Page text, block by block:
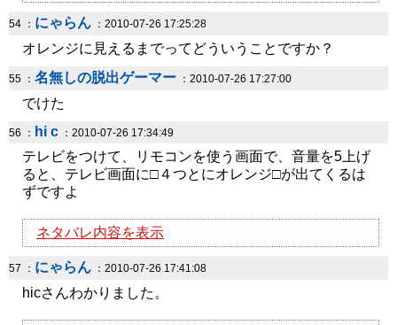
54 ： にゃらん ：2010-07-26 17:25:28
オレンジに見えるまでってどういうことですか？
55 ： 名無しの脱出ゲーマー ：2010-07-26 17:27:00
でけた
56 ： hi c ：2010-07-26 17:34:49
テレビをつけて、リモコンを使う画面で、音量を5上げ
ると、テレビ画面に□４つとにオレンジ□が出てくるは
ずですよ
ネタバレ内容を表示
57 ： にゃらん ：2010-07-26 17:41:08
hicさんわかりました。